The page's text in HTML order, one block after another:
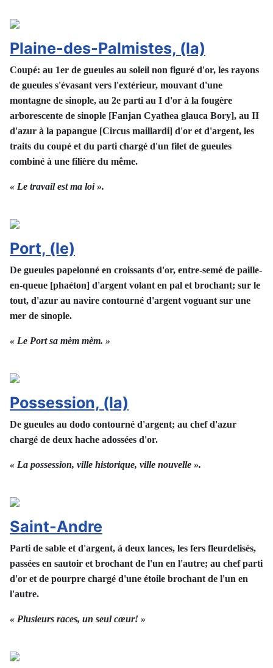
Plaine-des-Palmistes, (la)
Coupé: au 1er de gueules au soleil non figuré d'or, les rayons
de gueules s'évasant vers l'extérieur, mouvant d'une
montagne de sinople, au 2e parti au I d'or à la fougère
arborescente de sinople [Fanjan Cyathea glauca Bory], au II
d'azur à la papangue [Circus maillardi] d'or et d'argent, les
traits du coupé et du parti chargé d'un filet de gueules
combiné à une filière du même.
« Le travail est ma loi ».
Port, (le)
De gueules papelonné en croissants d'or, entre-semé de paille-
en-queue [phaéton] d'argent volant en pal et brochant; sur le
tout, d'azur au navire contourné d'argent voguant sur une
mer de sinople.
« Le Port sa mèm mèm. »
Possession, (la)
De gueules au dodo contourné d'argent; au chef d'azur
chargé de deux hache adossées d'or.
« La possession, ville historique, ville nouvelle ».
Saint-Andre
Parti de sable et d'argent, à deux lances, les fers fleurdelisés,
passées en sautoir et brochant de l'un en l'autre; au chef parti
d'or et de pourpre chargé d'une étoile brochant de l'un en
l'autre.
« Plusieurs races, un seul cœur! »